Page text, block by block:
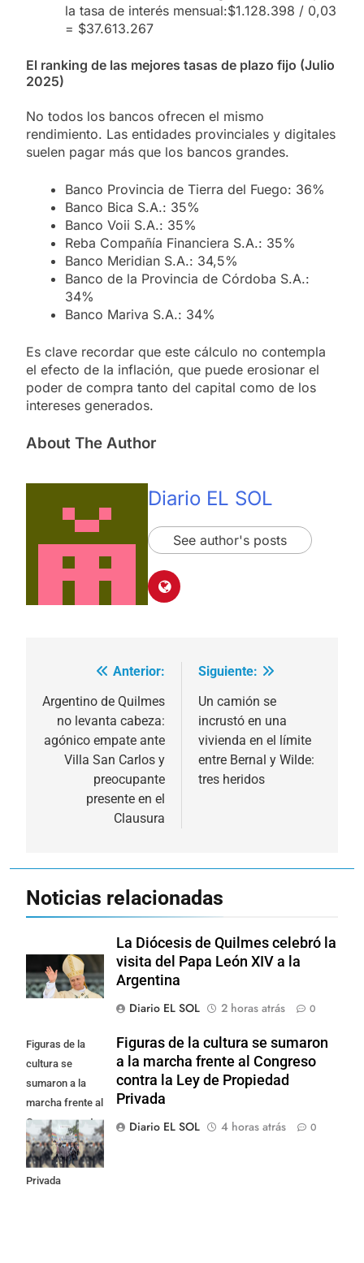
la tasa de interés mensual:$1.128.398 / 0,03
= $37.613.267
El ranking de las mejores tasas de plazo fijo (Julio
2025)
No todos los bancos ofrecen el mismo
rendimiento. Las entidades provinciales y digitales
suelen pagar más que los bancos grandes.
Banco Provincia de Tierra del Fuego: 36%
Banco Bica S.A.: 35%
Banco Voii S.A.: 35%
Reba Compañía Financiera S.A.: 35%
Banco Meridian S.A.: 34,5%
Banco de la Provincia de Córdoba S.A.:
34%
Banco Mariva S.A.: 34%
Es clave recordar que este cálculo no contempla
el efecto de la inflación, que puede erosionar el
poder de compra tanto del capital como de los
intereses generados.
About The Author
Diario EL SOL
See author's posts
Navegación
de
entradas
Anterior:
Argentino de Quilmes
no levanta cabeza:
agónico empate ante
Villa San Carlos y
preocupante
presente en el
Clausura
Siguiente:
Un camión se
incrustó en una
vivienda en el límite
entre Bernal y Wilde:
tres heridos
Noticias relacionadas
La Diócesis de Quilmes celebró la
visita del Papa León XIV a la
Argentina
Diario EL SOL
2 horas atrás 0
Figuras de la
cultura se
sumaron a la
marcha frente al
Congreso contra
la Ley de
Propiedad
Privada
Figuras de la cultura se sumaron
a la marcha frente al Congreso
contra la Ley de Propiedad
Privada
Diario EL SOL
4 horas atrás 0